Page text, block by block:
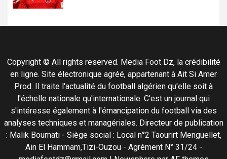
Copyright © All rights reserved. Media Foot Dz, la crédibilité
en ligne. Site électronique agréé, appartenant à Ait Si Amer
Prod. Il traite l'actualité du football algérien qu'elle soit à
l'échelle nationale qu'internationale. C'est un journal qui
s'intéresse également à l'émancipation du football via des
analyses techniques et managériales. Directeur de publication
: Malik Boumati - Siège social : Local n°2 Taourirt Menguellet,
Ain El Hammam,Tizi-Ouzou - Agrément N° 31/24 -